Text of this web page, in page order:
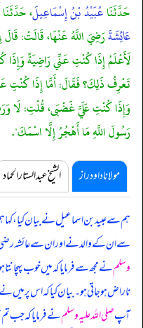
حَدَّثَنَاعُبَيْدُ بْنُ إِسْمَاعِيلَ، حَدَّثَنَا
عَائِشَةَرَضِيَ اللَّهُ عَنْهَا، قَالَتْ: قَالَ
لَأَعْلَمُ إِذَا كُنْتِ عَنِّي رَاضِيَةً
تَعْرِفُ ذَلِكَ؟ فَقَالَ: أَمَّا إِذَا كُنْتِ
وَإِذَا كُنْتِ عَلَيَّ غَضْبَى، قُلْتِ: لَا
رَسُولَ اللَّهِ مَا أَهْجُرُ إِلَّا اسْمَكَ".
مولانا داود راز الشیخ عبدالستار الحماد
ہم سے عبید بن اسماعیل نے بیان کیا،
سے ان کے والد نے اور ان سے عائشہ رضی
وسلمنے مجھ سے فرمایا کہ میں خوب
ناراض ہو جاتی ہو۔ بیان کیا کہ اس پر
آپصلی اللہ علیہ وسلمنے فرمایا کہ جب تم